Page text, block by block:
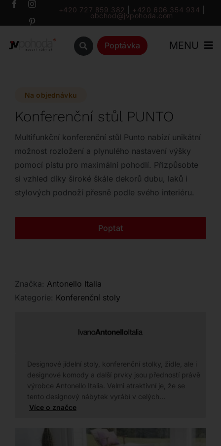
Přeskočit
+420 727 859 382 +420 606 354 934
obchod@jvpohoda.com
Poptávka MENU
Katalog
Značky
Outlet
Kontakt
Na objednávku
Konferenční stůl PUNTO
Multifunkční konferenční stůl Punto nabízí unikátní
možnost rozložení a plynulého nastavení výšky
pomocí pístu pro maximální pohodlí. Přizpůsobte
si vzhled díky široké škále dekorů dubu, laků i
stylových podnoží přesně podle svého interiéru.
Poptat
Značka: Antonello Italia
Kategorie: Konferenční stoly
Designové jídelní stoly, konferenční stolky, židle, ale i
designové komody a další prvky jsou předností právě
výrobce Antonello Italia. Velmi atraktivní je, že se
tento designový nábytek vyrábí v celých…
Více o značce